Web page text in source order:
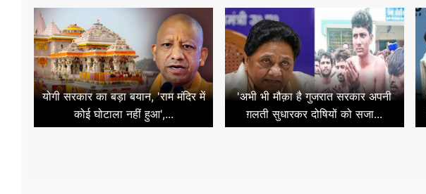
योगी सरकार का बड़ा बयान, 'राम मंदिर में
कोई घोटाला नहीं हुआ',...
'अभी भी मौक़ा है गुजरात सरकार अपनी
ग़लती सुधारकर दोषियों को सजा...